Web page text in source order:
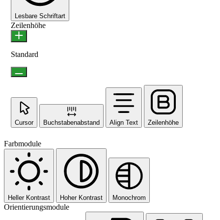
Lesbare Schriftart
Zeilenhöhe
Standard
Cursor Buchstabenabstand Align Text Zeilenhöhe
Farbmodule
Heller Kontrast Hoher Kontrast Monochrom
Orientierungsmodule